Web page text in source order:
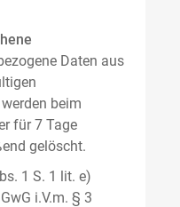
Daten aus
beim
für 7 Tage
gelöscht.
1 S. 1 lit. e)
i.V.m. § 3